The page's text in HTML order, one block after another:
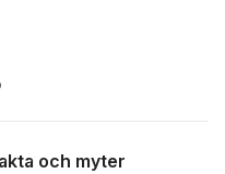
och myter